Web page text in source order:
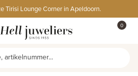
Tirisi Lounge Corner in Apeldoorn.
0
artikelnummer...